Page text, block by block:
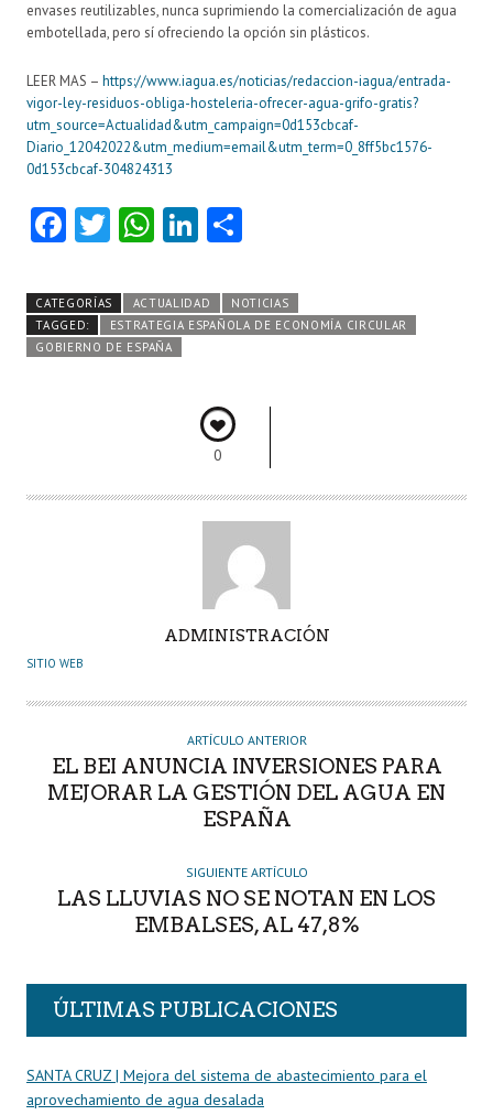
envases reutilizables, nunca suprimiendo la comercialización de agua
embotellada, pero sí ofreciendo la opción sin plásticos.
LEER MAS – https://www.iagua.es/noticias/redaccion-iagua/entrada-
vigor-ley-residuos-obliga-hosteleria-ofrecer-agua-grifo-gratis?
utm_source=Actualidad&utm_campaign=0d153cbcaf-
Diario_12042022&utm_medium=email&utm_term=0_8ff5bc1576-
0d153cbcaf-304824313
Fa
b
o
o
T
itt
er
W
ts
A
p
Li
e
dI
m
pa
CATEGORÍAS ACTUALIDAD
NOTICIAS
TAGGED:
ESTRATEGIA ESPAÑOLA DE ECONOMÍA CIRCULAR
GOBIERNO DE ESPAÑA
0
U
O
ADMINISTRACIÓN
SITIO WEB
ARTÍCULO ANTERIOR
EL BEI ANUNCIA INVERSIONES PARA
MEJORAR LA GESTIÓN DEL AGUA EN
ESPAÑA
SIGUIENTE ARTÍCULO
LAS LLUVIAS NO SE NOTAN EN LOS
EMBALSES, AL 47,8%
ÚLTIMAS PUBLICACIONES
SANTA CRUZ | Mejora del sistema de abastecimiento para el
aprovechamiento de agua desalada